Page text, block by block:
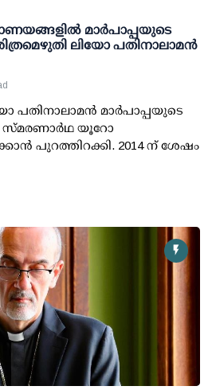
മാർപാപ്പയുടെ
ലിയോ പതിനാലാമൻ
പതിനാലാമൻ മാർപാപ്പയുടെ
സ്മരണാർഥ യൂറോ
പുറത്തിറക്കി. 2014 ന് ശേഷം